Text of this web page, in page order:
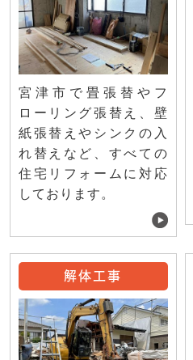
宮津市で畳張替やフ
ローリング張替え、壁
紙張替えやシンクの入
れ替えなど、すべての
住宅リフォームに対応
しております。
解体工事